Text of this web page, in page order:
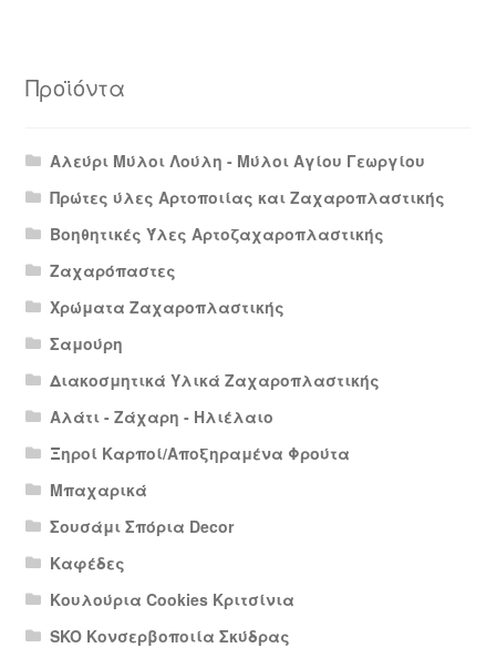
Προϊόντα
Αλεύρι Μύλοι Λούλη - Μύλοι Αγίου Γεωργίου
Πρώτες ύλες Αρτοποιίας και Ζαχαροπλαστικής
Βοηθητικές Ύλες Αρτοζαχαροπλαστικής
Ζαχαρόπαστες
Χρώματα Ζαχαροπλαστικής
Σαμούρη
Διακοσμητικά Υλικά Ζαχαροπλαστικής
Αλάτι - Ζάχαρη - Ηλιέλαιο
Ξηροί Καρποί/Αποξηραμένα Φρούτα
Μπαχαρικά
Σουσάμι Σπόρια Decor
Καφέδες
Κουλούρια Cookies Κριτσίνια
SKO Κονσερβοποιία Σκύδρας